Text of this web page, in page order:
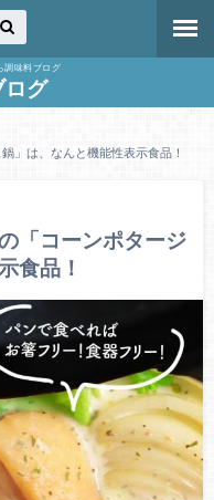
調味料ブログ
ログ
」は、なんと機能性表示食品！
「コーンポタージ
食品！